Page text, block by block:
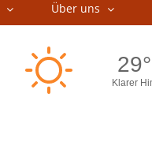
Über uns